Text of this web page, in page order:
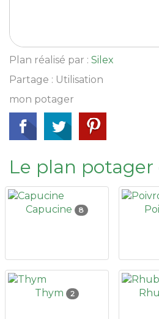
Plan réalisé par : Silex
Partage : Utilisation
mon potager
Le plan
Capucine 8
Thym 2